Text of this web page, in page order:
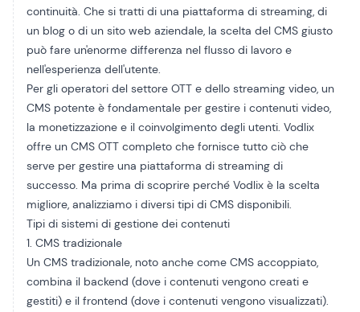
continuità. Che si tratti di una piattaforma di streaming, di
un blog o di un sito web aziendale, la scelta del CMS giusto
può fare un'enorme differenza nel flusso di lavoro e
nell'esperienza dell'utente.
Per gli operatori del settore OTT e dello streaming video, un
CMS potente è fondamentale per gestire i contenuti video,
la monetizzazione e il coinvolgimento degli utenti. Vodlix
offre un CMS OTT completo che fornisce tutto ciò che
serve per gestire una piattaforma di streaming di
successo. Ma prima di scoprire perché Vodlix è la scelta
migliore, analizziamo i diversi tipi di CMS disponibili.
Tipi di sistemi di gestione dei contenuti
1. CMS tradizionale
Un CMS tradizionale, noto anche come CMS accoppiato,
combina il backend (dove i contenuti vengono creati e
gestiti) e il frontend (dove i contenuti vengono visualizzati).